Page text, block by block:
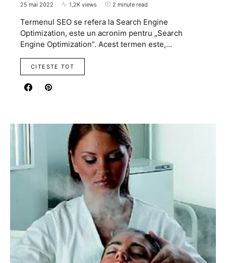
25 mai 2022 1,2K views 2 minute read
Termenul SEO se refera la Search Engine
Optimization, este un acronim pentru „Search
Engine Optimization”. Acest termen este,…
CITESTE TOT